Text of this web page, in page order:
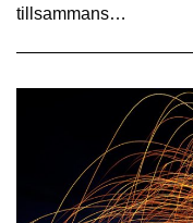
tillsammans…